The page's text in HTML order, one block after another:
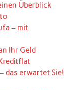
Überblick
– mit
Ihr Geld
das erwartet Sie!